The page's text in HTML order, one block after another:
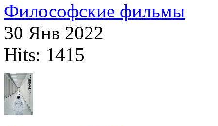
Философские фильмы
30 Янв 2022
Hits: 1415